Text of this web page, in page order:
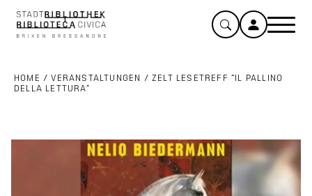
HOME /VERANSTALTUNGEN /ZELT LESETREFF “IL PALLINO
DELLA LETTURA”